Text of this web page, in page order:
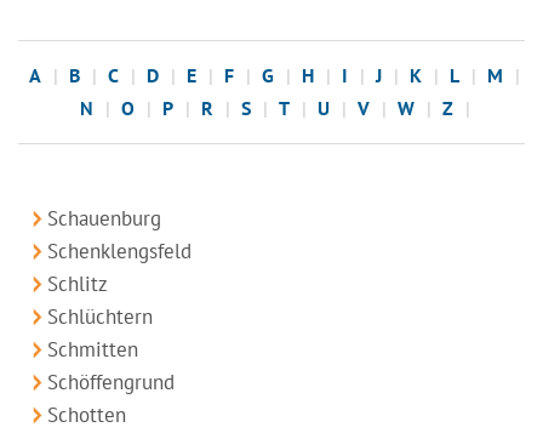
A B C D E F G H I J K L
M
N
O P R S T U V W Z
Schauenburg
Schenklengsfeld
Schlitz
Schlüchtern
Schmitten
Schöffengrund
Schotten